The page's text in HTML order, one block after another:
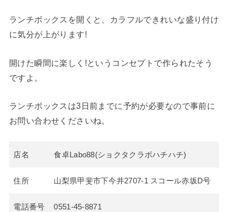
ランチボックスを開くと、カラフルできれいな盛り付け
に気分が上がります!
開けた瞬間に楽しく!というコンセプトで作られたそう
ですよ。
ランチボックスは3日前までに予約が必要なので事前に
お問い合わせくださいね。
店名 食卓Labo88(ショクタクラボハチハチ)
住所 山梨県甲斐市下今井2707-1 スコール赤坂D号
電話番号 0551-45-8871